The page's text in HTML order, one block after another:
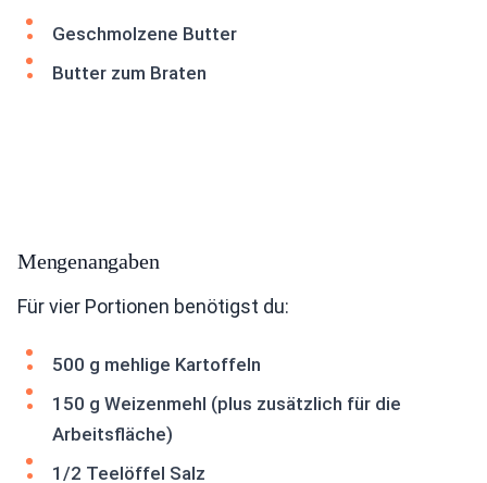
Geschmolzene Butter
Butter zum Braten
Mengenangaben
Für vier Portionen benötigst du:
500 g mehlige Kartoffeln
150 g Weizenmehl (plus zusätzlich für die
Arbeitsfläche)
1/2 Teelöffel Salz